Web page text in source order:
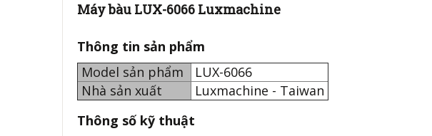
Máy bàu LUX-6066 Luxmachine
Thông tin sản phẩm
Model sản phẩm
LUX-6066
Nhà sản xuất
Luxmachine - Taiwan
Thông số kỹ thuật